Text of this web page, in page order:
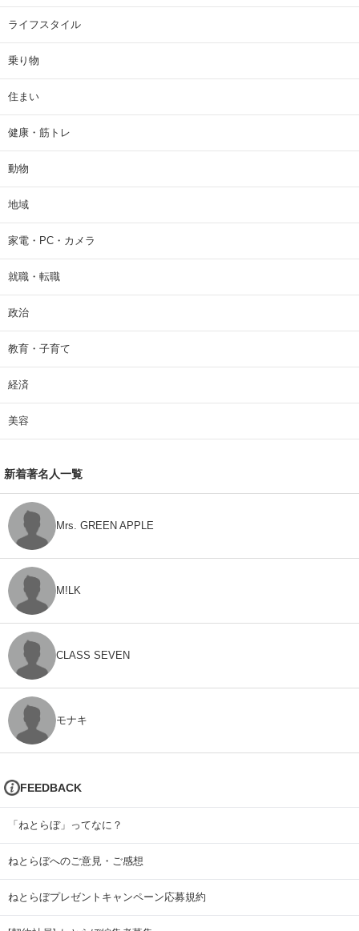
ライフスタイル
乗り物
住まい
健康・筋トレ
動物
地域
家電・PC・カメラ
就職・転職
政治
教育・子育て
経済
美容
新着著名人一覧
Mrs. GREEN APPLE
M!LK
CLASS SEVEN
モナキ
FEEDBACK
「ねとらぼ」ってなに？
ねとらぼへのご意見・ご感想
ねとらぼプレゼントキャンペーン応募規約